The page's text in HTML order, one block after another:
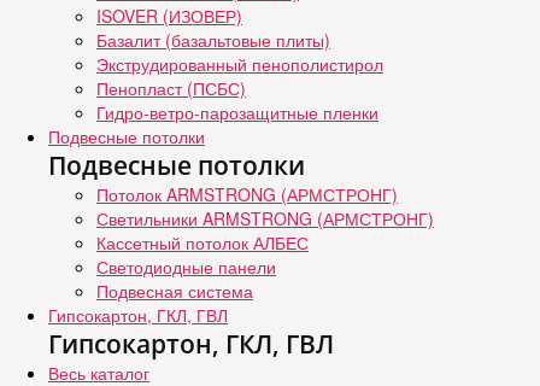
ISOVER (ИЗОВЕР)
Базалит (базальтовые плиты)
Экструдированный пенополистирол
Пенопласт (ПСБС)
Гидро-ветро-парозащитные пленки
Подвесные потолки
Подвесные потолки
Потолок ARMSTRONG (АРМСТРОНГ)
Светильники ARMSTRONG (АРМСТРОНГ)
Кассетный потолок АЛБЕС
Светодиодные панели
Подвесная система
Гипсокартон, ГКЛ, ГВЛ
Гипсокартон, ГКЛ, ГВЛ
Весь каталог